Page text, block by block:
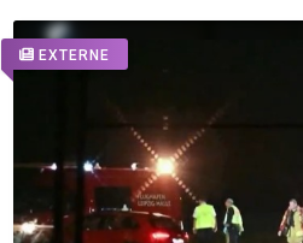
EXTERNE